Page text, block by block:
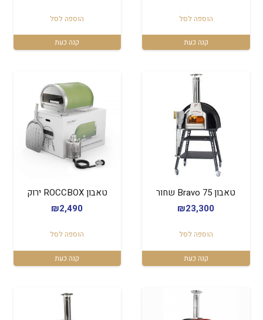
הוספה לסל
קנה כעת
הוספה לסל
קנה כעת
טאבון Bravo 75 שחור
₪23,300
הוספה לסל
קנה כעת
טאבון ROCCBOX ירוק
₪2,490
הוספה לסל
קנה כעת